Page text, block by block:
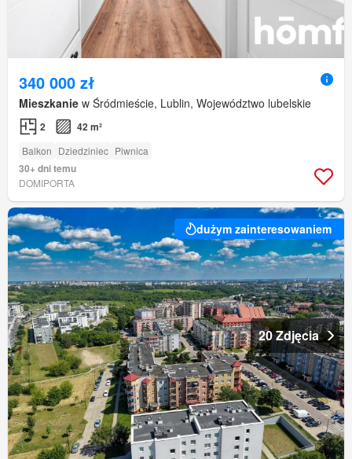
340 000 zł
Mieszkanie w Śródmieście, Lublin, Województwo lubelskie
2 42 m²
Balkon Dziedziniec Piwnica
30+ dni temu
DOMIPORTA
dużym zainteresowaniem
20 Zdjęcia